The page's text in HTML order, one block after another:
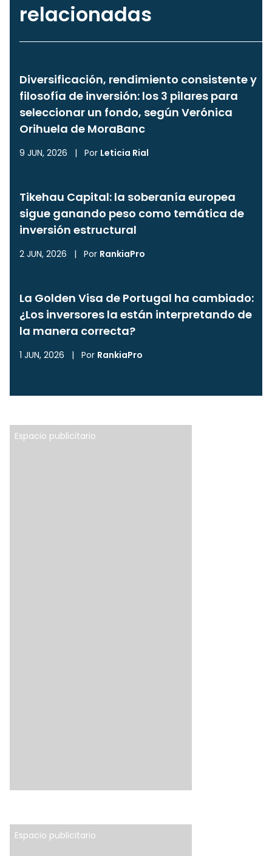
relacionadas
Diversificación, rendimiento consistente y
filosofía de inversión: los 3 pilares para
seleccionar un fondo, según Verónica
Orihuela de MoraBanc
9 JUN, 2026 | Por Leticia Rial
Tikehau Capital: la soberanía europea
sigue ganando peso como temática de
inversión estructural
2 JUN, 2026 | Por RankiaPro
La Golden Visa de Portugal ha cambiado:
¿Los inversores la están interpretando de
la manera correcta?
1 JUN, 2026 | Por RankiaPro
Espacio publicitario
Espacio publicitario